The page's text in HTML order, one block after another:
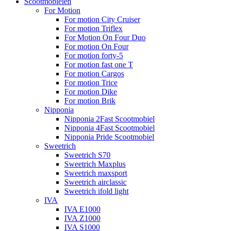
For Motion
For motion City Cruiser
For motion Triflex
For Motion On Four Duo
For motion On Four
For motion forty-5
For motion fast one T
For motion Cargos
For motion Trice
For motion Dike
For motion Brik
Nipponia
Nipponia 2Fast Scootmobiel
Nipponia 4Fast Scootmobiel
Nipponia Pride Scootmobiel
Sweetrich
Sweetrich S70
Sweetrich Maxplus
Sweetrich maxsport
Sweetrich airclassic
Sweetrich ifold light
IVA
IVA E1000
IVA Z1000
IVA S1000